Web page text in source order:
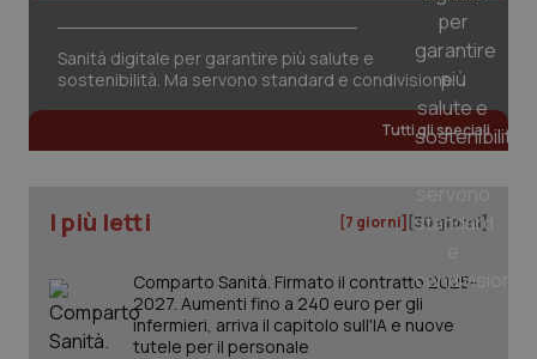
Sanità digitale per garantire più salute e
sostenibilità. Ma servono standard e condivisione
Tutti gli speciali
I più letti [7 giorni] [30 giorni]
Comparto Sanità. Firmato il contratto 2025-
2027. Aumenti fino a 240 euro per gli
infermieri, arriva il capitolo sull'IA e nuove
tutele per il personale